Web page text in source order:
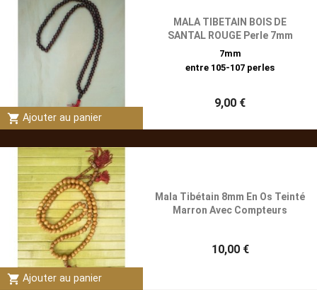
shopping_cart Ajouter au panier
MALA TIBETAIN BOIS DE
SANTAL ROUGE Perle 7mm
7mm
entre 105-107 perles
9,00 €
shopping_cart Ajouter au panier
Mala Tibétain 8mm En Os Teinté
Marron Avec Compteurs
10,00 €